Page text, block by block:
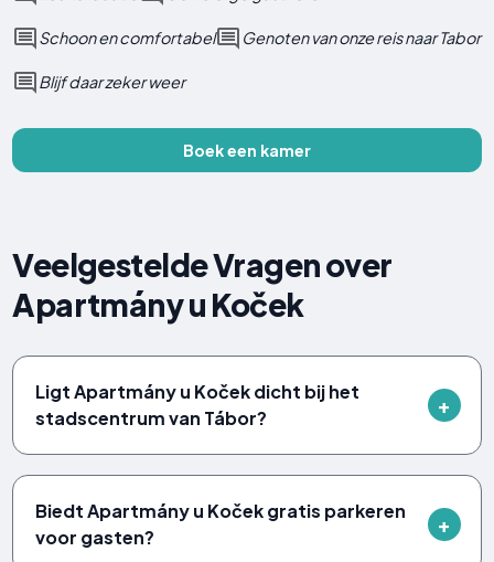
Schoon en comfortabel Genoten van onze reis naar Tabor
Blijf daar zeker weer
Boek een kamer
Veelgestelde Vragen over
Apartmány u Koček
Ligt Apartmány u Koček dicht bij het
stadscentrum van Tábor?
Biedt Apartmány u Koček gratis parkeren
voor gasten?